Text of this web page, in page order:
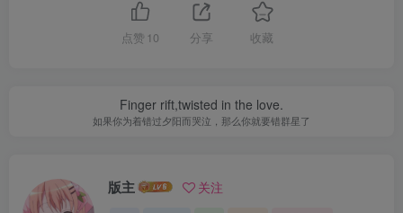
[6.20]
点赞 10 分享 收藏
Finger rift,twisted in the love.
如果你为着错过夕阳而哭泣，那么你就要错群星了
版主 关注